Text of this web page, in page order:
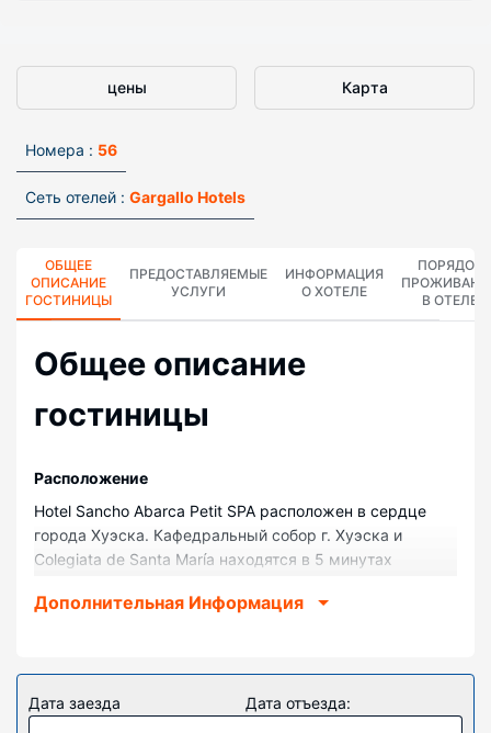
цены Карта
Номера : 56
Сеть отелей : Gargallo Hotels
ОБЩЕЕ
ОПИСАНИЕ
ГОСТИНИЦЫ
ПРЕДОСТАВЛЯЕМЫЕ
УСЛУГИ
ИНФОРМАЦИЯ
О ХОТЕЛЕ
ПОРЯДОК
В ОТЕЛЕ
Общее описание
гостиницы
Pасположение
Hotel Sancho Abarca Petit SPA расположен в сердце
города Хуэска. Кафедральный собор г. Хуэска и
Colegiata de Santa María находятся в 5 минутах
прекрасным расположением: Музей г. Хуэска
Почувствуйте себя как дома в одном из 56 номеров,
Дополнительная Информация
Дата заезда Дата отъезда: